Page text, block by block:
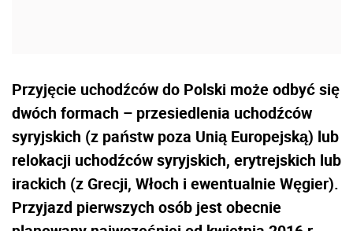
Przyjęcie uchodźców do Polski może odbyć się
dwóch formach – przesiedlenia uchodźców
syryjskich (z państw poza Unią Europejską) lub
relokacji uchodźców syryjskich, erytrejskich lub
irackich (z Grecji, Włoch i ewentualnie Węgier).
Przyjazd pierwszych osób jest obecnie